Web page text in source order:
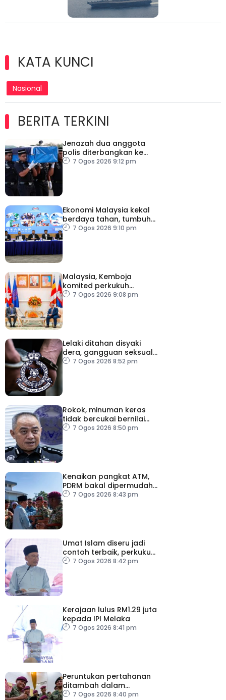
KATA KUNCI
Nasional
BERITA TERKINI
Jenazah dua anggota
polis diterbangkan ke
Kelantan
7 Ogos 2026 9:12 pm
Ekonomi Malaysia kekal
berdaya tahan, tumbuh
5.6 peratus
7 Ogos 2026 9:10 pm
Malaysia, Kemboja
komited perkukuh
kerjasama pertahanan
7 Ogos 2026 9:08 pm
Lelaki ditahan disyaki
dera, gangguan seksual
dua anak kandung
7 Ogos 2026 8:52 pm
Rokok, minuman keras
tidak bercukai bernilai
lebih RM64,000 dirampas
7 Ogos 2026 8:50 pm
Kenaikan pangkat ATM,
PDRM bakal dipermudah,
dipercepat
7 Ogos 2026 8:43 pm
Umat Islam diseru jadi
contoh terbaik, perkukuh
keharmonian
7 Ogos 2026 8:42 pm
Kerajaan lulus RM1.29 juta
kepada IPI Melaka
7 Ogos 2026 8:41 pm
Peruntukan pertahanan
ditambah dalam
Belanjawan 2027
7 Ogos 2026 8:40 pm